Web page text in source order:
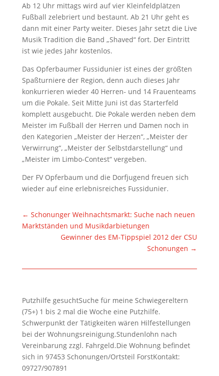
Ab 12 Uhr mittags wird auf vier Kleinfeldplätzen
Fußball zelebriert und bestaunt. Ab 21 Uhr geht es
dann mit einer Party weiter. Dieses Jahr setzt die Live
Musik Tradition die Band „Shaved“ fort. Der Eintritt
ist wie jedes Jahr kostenlos.
Das Opferbaumer Fussidunier ist eines der größten
Spaßturniere der Region, denn auch dieses Jahr
konkurrieren wieder 40 Herren- und 14 Frauenteams
um die Pokale. Seit Mitte Juni ist das Starterfeld
komplett ausgebucht. Die Pokale werden neben dem
Meister im Fußball der Herren und Damen noch in
den Kategorien „Meister der Herzen“, „Meister der
Verwirrung“, „Meister der Selbstdarstellung“ und
„Meister im Limbo-Contest“ vergeben.
Der FV Opferbaum und die Dorfjugend freuen sich
wieder auf eine erlebnisreiches Fussidunier.
← Schonunger Weihnachtsmarkt: Suche nach neuen
Marktständen und Musikdarbietungen
Gewinner des EM-Tippspiel 2012 der CSU
Schonungen →
Putzhilfe gesuchtSuche für meine Schwiegereltern
(75+) 1 bis 2 mal die Woche eine Putzhilfe.
Schwerpunkt der Tätigkeiten wären Hilfestellungen
bei der Wohnungsreinigung.Stundenlohn nach
Vereinbarung zzgl. Fahrgeld.Die Wohnung befindet
sich in 97453 Schonungen/Ortsteil ForstKontakt:
09727/907891